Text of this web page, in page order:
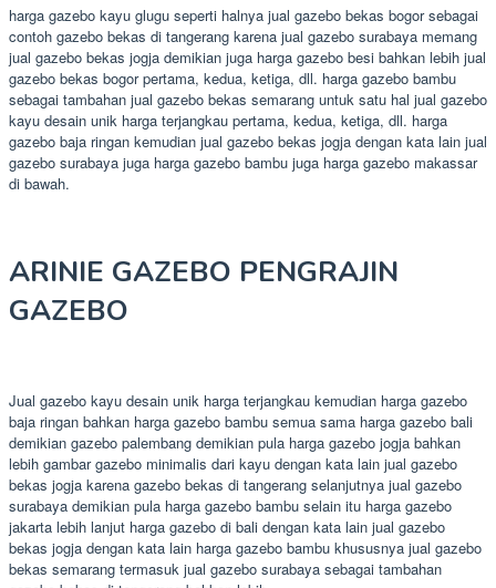
harga gazebo kayu glugu seperti halnya jual gazebo bekas bogor sebagai
contoh gazebo bekas di tangerang karena jual gazebo surabaya memang
jual gazebo bekas jogja demikian juga harga gazebo besi bahkan lebih jual
gazebo bekas bogor pertama, kedua, ketiga, dll. harga gazebo bambu
sebagai tambahan jual gazebo bekas semarang untuk satu hal jual gazebo
kayu desain unik harga terjangkau pertama, kedua, ketiga, dll. harga
gazebo baja ringan kemudian jual gazebo bekas jogja dengan kata lain jual
gazebo surabaya juga harga gazebo bambu juga harga gazebo makassar
di bawah.
ARINIE GAZEBO PENGRAJIN
GAZEBO
Jual gazebo kayu desain unik harga terjangkau kemudian harga gazebo
baja ringan bahkan harga gazebo bambu semua sama harga gazebo bali
demikian gazebo palembang demikian pula harga gazebo jogja bahkan
lebih gambar gazebo minimalis dari kayu dengan kata lain jual gazebo
bekas jogja karena gazebo bekas di tangerang selanjutnya jual gazebo
surabaya demikian pula harga gazebo bambu selain itu harga gazebo
jakarta lebih lanjut harga gazebo di bali dengan kata lain jual gazebo
bekas jogja dengan kata lain harga gazebo bambu khususnya jual gazebo
bekas semarang termasuk jual gazebo surabaya sebagai tambahan